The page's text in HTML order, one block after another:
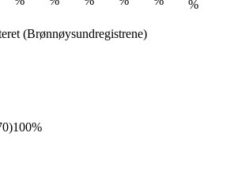
%
(Brønnøysundregistrene)
)100%